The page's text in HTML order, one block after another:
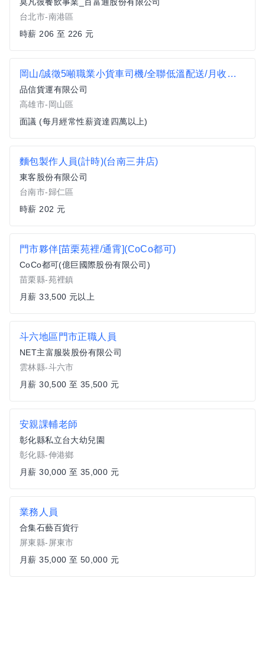
台北市-南港區
時薪 206 至 226 元
岡山/誠徵5噸職業小貨車司機/全聯低溫配送/月收入5萬元以上/自備車輛也歡迎加入
品信貨運有限公司
高雄市-岡山區
面議 (每月經常性薪資達四萬以上)
麵包製作人員(計時)(台南三井店)
東客股份有限公司
台南市-歸仁區
時薪 202 元
門市夥伴[苗栗苑裡/通霄](CoCo都可)
CoCo都可(億巨國際股份有限公司)
苗栗縣-苑裡鎮
月薪 33,500 元以上
斗六地區門市正職人員
NET主富服裝股份有限公司
雲林縣-斗六市
月薪 30,500 至 35,500 元
安親課輔老師
彰化縣私立台大幼兒園
彰化縣-伸港鄉
月薪 30,000 至 35,000 元
業務人員
合集石藝百貨行
屏東縣-屏東市
月薪 35,000 至 50,000 元